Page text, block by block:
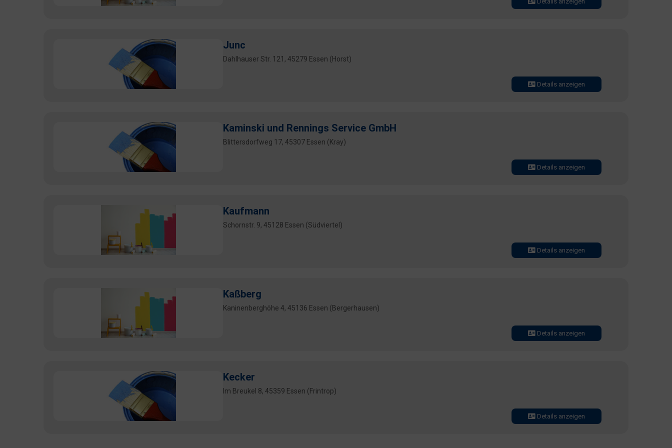
Junc
Dahlhauser Str. 121, 45279 Essen (Horst)
Details anzeigen
Kaminski und Rennings Service GmbH
Blittersdorfweg 17, 45307 Essen (Kray)
Details anzeigen
Kaufmann
Schornstr. 9, 45128 Essen (Südviertel)
Details anzeigen
Kaßberg
Kaninenberghöhe 4, 45136 Essen (Bergerhausen)
Details anzeigen
Kecker
Im Breukel 8, 45359 Essen (Frintrop)
Details anzeigen